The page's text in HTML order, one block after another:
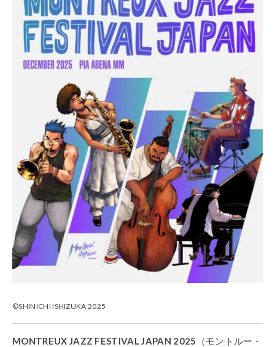
©SHINICHI ISHIZUKA 2025
MONTREUX JAZZ FESTIVAL JAPAN 2025 （モントルー・